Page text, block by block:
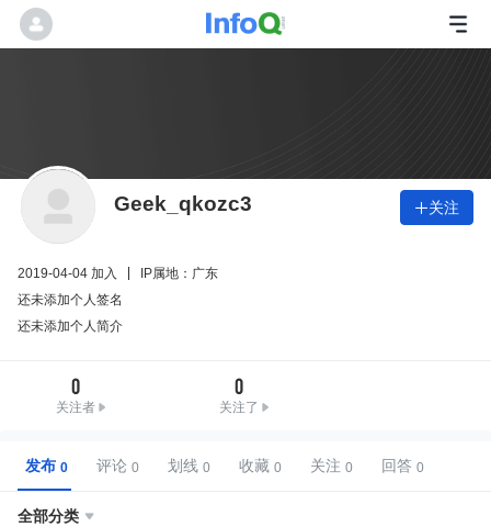
Geek_qkozc3 关注
2019-04-04 加入
IP属地：广东
还未添加个人签名
还未添加个人简介
0
关注者
0
关注了
发布 评论 划线 收藏 关注 回答
全部分类 